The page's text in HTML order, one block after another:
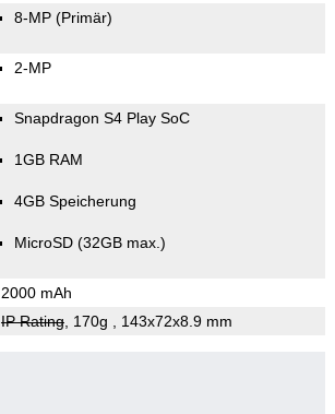
8-MP (Primär)
2-MP
Snapdragon S4 Play SoC
1GB RAM
4GB Speicherung
MicroSD (32GB max.)
2000 mAh
IP Rating, 170g , 143x72x8.9 mm